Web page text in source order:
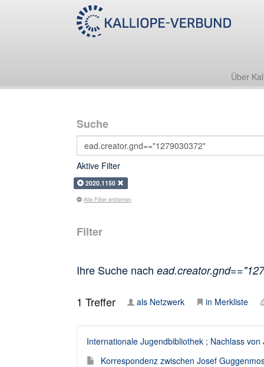
Über
Suche
Aktive Filter
2020.1150
Alle Filter entfernen
Filter
Ihre Suche nach
1 Treffer als Netzwerk in Merkliste
Internationale Jugendbibliothek ; Nachlass
Korrespondenz zwischen Josef